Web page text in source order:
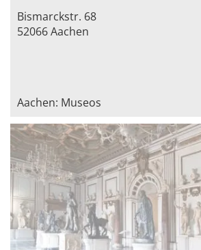
Bismarckstr. 68
52066 Aachen
Aachen: Museos